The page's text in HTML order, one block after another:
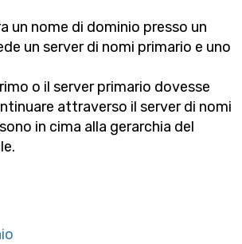
un nome di dominio presso un
un server di nomi primario e uno
o il server primario dovesse
attraverso il server di nomi
in cima alla gerarchia del